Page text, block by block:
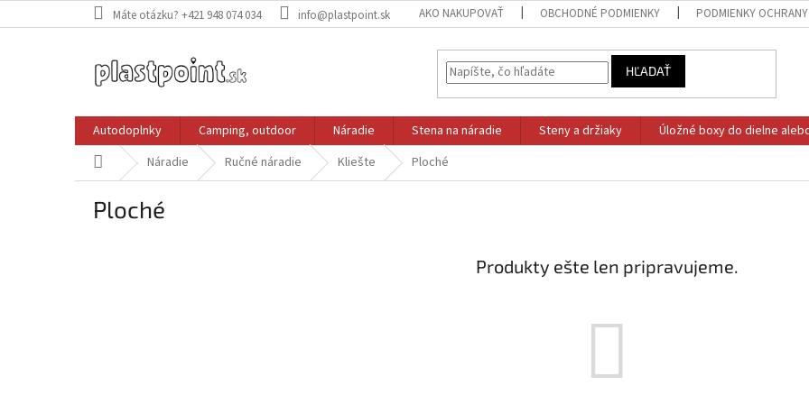
na
Máte otázku? +421 948 074 034 info@plastpoint.sk AKO NAKUPOVAŤ OBCHODNÉ PODMIENKY PODMIENKY OCHRANY
HĽADAŤ
Autodoplnky Camping, outdoor Náradie Stena na náradie Steny a držiaky Úložné boxy do dielne
DomovNáradie Ručné náradie Kliešte Ploché
Ploché
Produkty ešte len pripravujeme.